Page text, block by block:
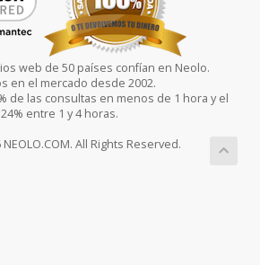
web de 50 países confían en Neolo.
en el mercado desde 2002.
de las consultas en menos de 1 hora y el
24% entre 1 y 4 horas.
All Rights Reserved.